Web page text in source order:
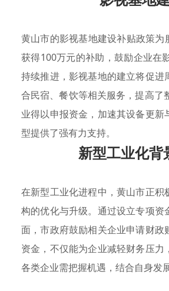
黄山市的影视基地建设补贴政策
获得100万元的补助，鼓励企业在
持续推进，影视基地的建立将促
合民宿、餐饮等相关服务，提高了
业得以申报资金，加速其设备更
型提供了强有力支持。
新型工业化背
在新型工业化进程中，黄山市正
构的优化与升级。通过设立专项
面，市政府鼓励相关企业申请财
资金，不仅能为企业减轻财务压
各类企业需把握机遇，结合自身发